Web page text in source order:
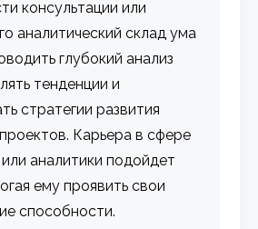
консультации или
аналитический склад ума
глубокий анализ
тенденции и
стратегии развития
Карьера в сфере
аналитики подойдет
ему проявить свои
способности.